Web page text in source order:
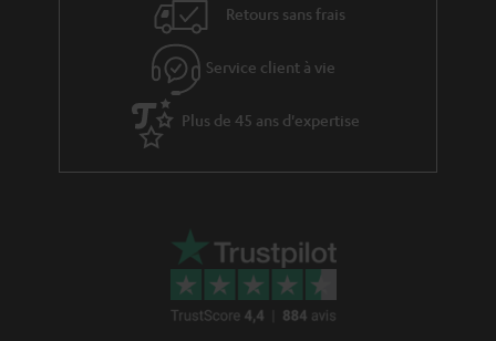
a
Retours sans frais
Service client à vie
Plus de 45 ans d'expertise